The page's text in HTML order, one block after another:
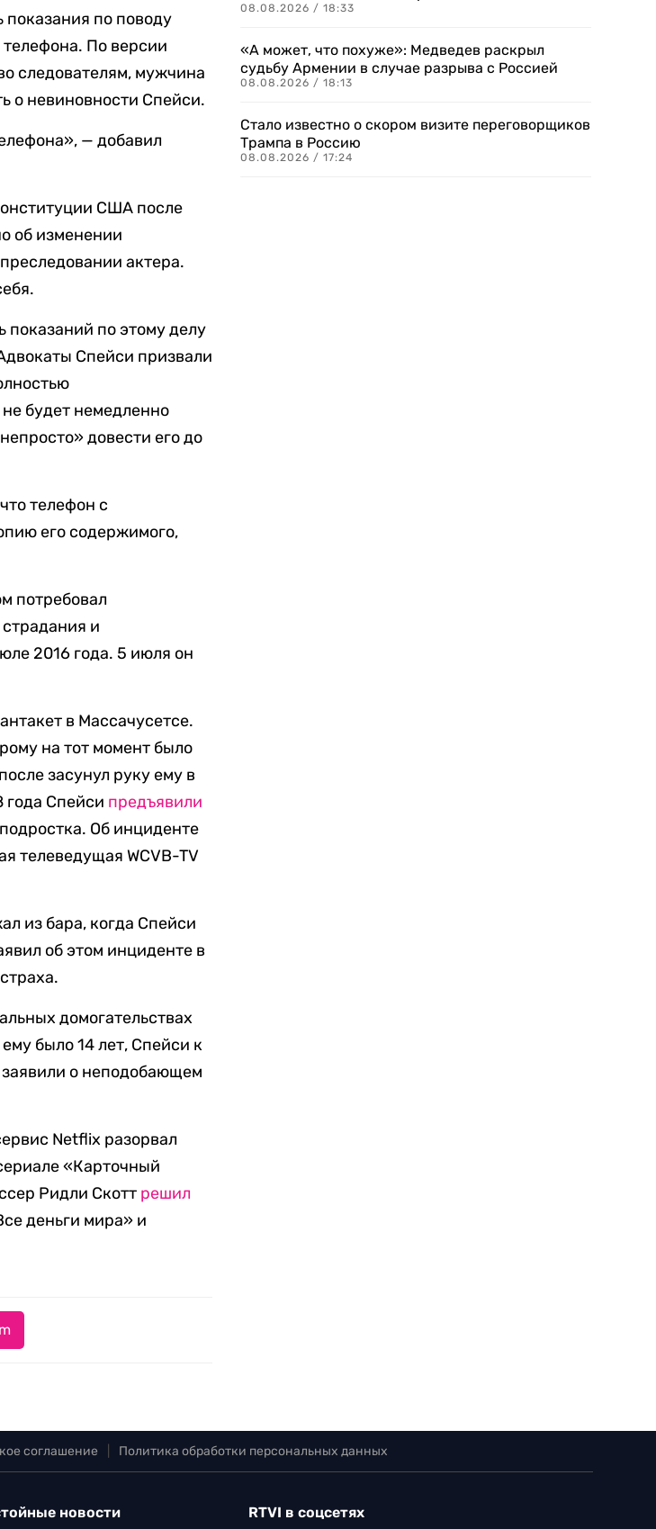
по поводу
По версии
следователям, мужчина
о невиновности Спейси.
— добавил
США после
об изменении
актера.
показаний по этому делу
Спейси призвали
будет немедленно
довести его до
телефон с
его содержимого,
потребовал
и
2016 года. 5 июля он
в Массачусетсе.
на тот момент было
засунул руку ему в
года Спейси предъявили
Об инциденте
телеведущая WCVB-TV
из бара, когда Спейси
об этом инциденте в
домогательствах
было 14 лет, Спейси к
о неподобающем
Netflix разорвал
«Карточный
Ридли Скотт решил
деньги мира» и
08.08.2026 / 18:33
«А может, что похуже»: Медведев раскрыл
судьбу Армении в случае разрыва с Россией
08.08.2026 / 18:13
Стало известно о скором визите переговорщиков
Трампа в Россию
08.08.2026 / 17:24
соглашение Политика обработки персональных данных
новости RTVI в соцсетях